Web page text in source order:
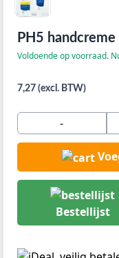
PH5
Voldoende op voorraad.
7,27 (excl. BTW)
-
Bestellijst